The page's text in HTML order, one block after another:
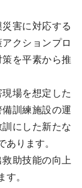
害に対応する
クションプロ
を平素から推
場を想定した
訓練施設の運
にした新たな
ります。
助技能の向上
す。